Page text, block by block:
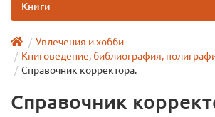
Книги
Увлечения и хобби
Книговедение, библиография,
Справочник корректора.
Справочник